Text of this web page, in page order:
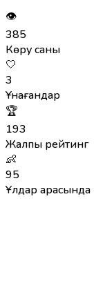
👁
385
Көру саны
🤍
3
Ұнағандар
🏆
193
Жалпы рейтинг
👶
95
Ұлдар арасында